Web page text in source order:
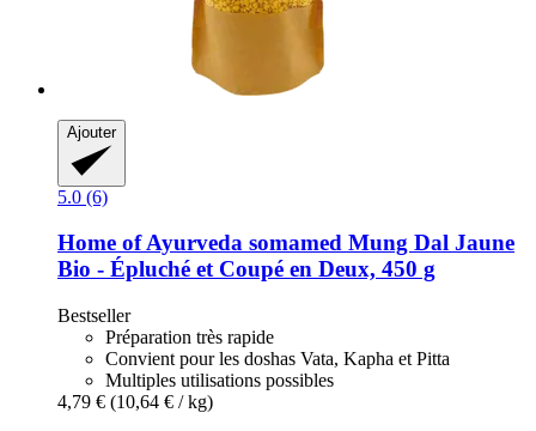
Ajouter
5.0 (6)
Home of Ayurveda somamed Mung Dal Jaune
Bio -​ Épluché et Coupé en Deux, 450 g
Bestseller
Préparation très rapide
Convient pour les doshas Vata, Kapha et Pitta
Multiples utilisations possibles
4,79 € (10,64 € / kg)